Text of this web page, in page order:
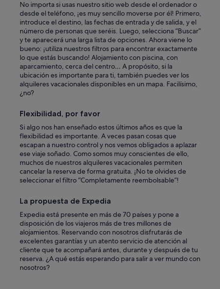
No importa si usas nuestro sitio web desde el ordenador o
desde el teléfono, ¡es muy sencillo moverse por él! Primero,
introduce el destino, las fechas de entrada y de salida, y el
número de personas que seréis. Luego, selecciona “Buscar”
y te aparecerá una larga lista de opciones. Ahora viene lo
bueno: ¡utiliza nuestros filtros para encontrar exactamente
lo que estás buscando! Alojamiento con piscina, con
aparcamiento, cerca del centro… A propósito, si la
ubicación es importante para ti, también puedes ver los
alquileres vacacionales disponibles en un mapa. Facilísimo,
¿no?
Flexibilidad, por favor
Si algo nos han enseñado estos últimos años es que la
flexibilidad es importante. A veces pasan cosas que
escapan a nuestro control y nos vemos obligados a aplazar
ese viaje soñado. Como somos muy conscientes de ello,
muchos de nuestros alquileres vacacionales permiten
cancelar la reserva de forma gratuita. ¡No te olvides de
seleccionar el filtro “Completamente reembolsable”!
La propuesta de Expedia
Expedia está presente en más de 70 países y pone a
disposición de los viajeros más de tres millones de
alojamientos. Reservando con nosotros disfrutarás de
excelentes garantías y un atento servicio de atención al
cliente que te acompañará antes, durante y después de tu
reserva. ¿A qué estás esperando para salir a ver mundo con
nosotros?